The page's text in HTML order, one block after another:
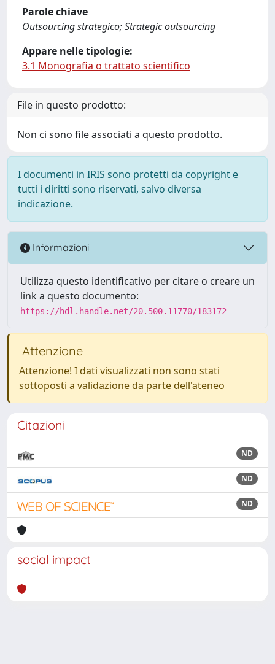
Parole chiave
Outsourcing strategico; Strategic outsourcing
Appare nelle tipologie:
3.1 Monografia o trattato scientifico
File in questo prodotto:
Non ci sono file associati a questo prodotto.
I documenti in IRIS sono protetti da copyright e
tutti i diritti sono riservati, salvo diversa
indicazione.
Informazioni
Utilizza questo identificativo per citare o creare un
link a questo documento:
https://hdl.handle.net/20.500.11770/183172
Attenzione
Attenzione! I dati visualizzati non sono stati
sottoposti a validazione da parte dell'ateneo
Citazioni
ND
ND
ND
social impact